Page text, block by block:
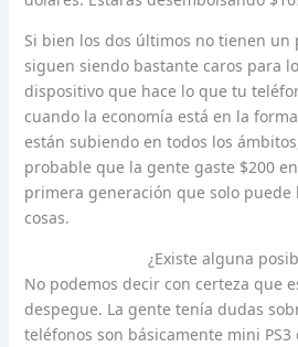
Si bien los dos últimos no tienen un
siguen siendo bastante caros para
dispositivo que hace lo que tu
cuando la economía está en la
están subiendo en todos los
probable que la gente gaste $200
primera generación que solo puede
cosas.
¿Existe alguna
No podemos decir con certeza que
despegue. La gente tenía dudas
teléfonos son básicamente mini